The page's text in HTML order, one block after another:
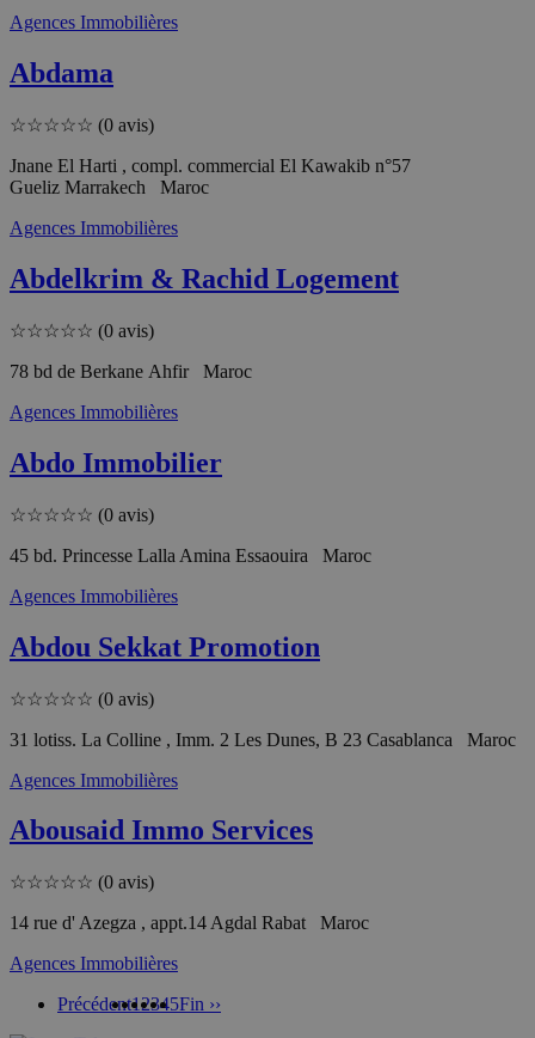
Agences Immobilières
Abdama
☆☆☆☆☆ (0 avis)
Jnane El Harti , compl. commercial El Kawakib n°57
Gueliz Marrakech Maroc
Agences Immobilières
Abdelkrim & Rachid Logement
☆☆☆☆☆ (0 avis)
78 bd de Berkane Ahfir Maroc
Agences Immobilières
Abdo Immobilier
☆☆☆☆☆ (0 avis)
45 bd. Princesse Lalla Amina Essaouira Maroc
Agences Immobilières
Abdou Sekkat Promotion
☆☆☆☆☆ (0 avis)
31 lotiss. La Colline , Imm. 2 Les Dunes, B 23 Casablanca Maroc
Agences Immobilières
Abousaid Immo Services
☆☆☆☆☆ (0 avis)
14 rue d' Azegza , appt.14 Agdal Rabat Maroc
Agences Immobilières
Précédent12345Fin ››